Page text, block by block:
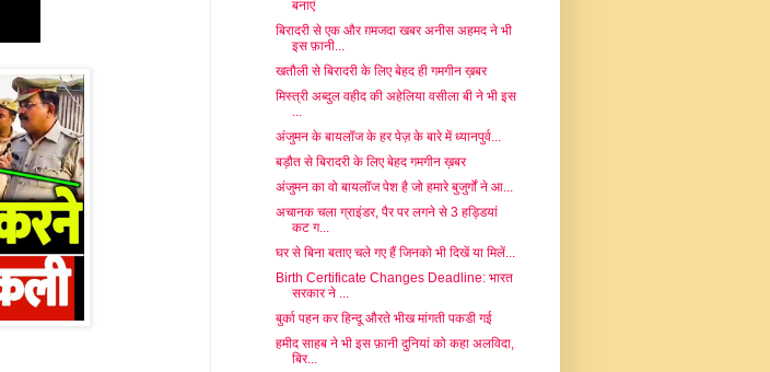
बनाएं
बिरादरी से एक और ग़मजदा खबर अनीस अहमद ने भी
इस फ़ानी...
खतौली से बिरादरी के लिए बेहद ही गमगीन ख़बर
मिस्त्री अब्दुल वहीद की अहेलिया वसीला बी ने भी इस
...
अंजुमन के बायलॉज के हर पेज़ के बारे में ध्यानपुर्व...
बड़ौत से बिरादरी के लिए बेहद गमगीन ख़बर
अंजुमन का वो बायलॉज पेश है जो हमारे बुजुर्गों ने आ...
अचानक चला ग्राइंडर, पैर पर लगने से 3 हड्डियां
कट ग...
घर से बिना बताए चले गए हैं जिनको भी दिखें या मिलें...
Birth Certificate Changes Deadline: भारत
सरकार ने ...
बुर्का पहन कर हिन्दू औरते भीख मांगती पकडी गई
हमीद साहब ने भी इस फ़ानी दुनियां को कहा अलविदा,
बिर...